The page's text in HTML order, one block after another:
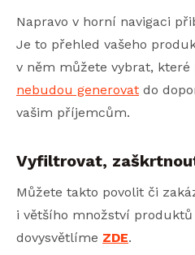
Napravo v horní navigaci
Je to přehled vašeho
v něm můžete vybrat, které
nebudou generovat do
vašim příjemcům.
Vyfiltrovat,
Můžete takto povolit či
i většího množství produktů
dovysvětlíme ZDE.